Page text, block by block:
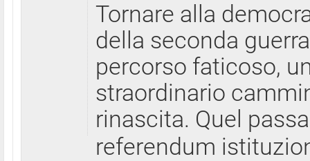
Tornare alla
della seconda
percorso faticoso,
straordinario
rinascita. Quel
referendum